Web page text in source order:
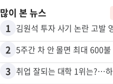
많이 본 뉴스
1 김원석 투자 사기 논란 고발
2 5주간 차 안 몰면 최대 600불
3 취업 잘되는 대학 1위는?…